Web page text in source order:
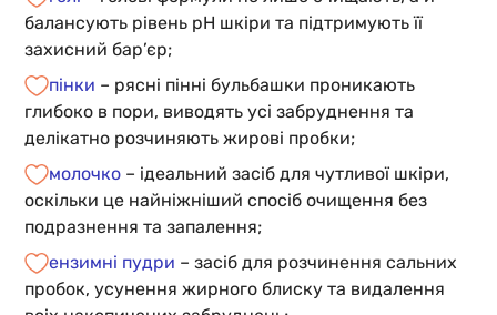
балансують рівень pH шкіри та підтримують її
захисний бар’єр;
пінки – рясні пінні бульбашки проникають
глибоко в пори, виводять усі забруднення та
делікатно розчиняють жирові пробки;
молочко – ідеальний засіб для чутливої шкіри,
оскільки це найніжніший спосіб очищення без
подразнення та запалення;
ензимні пудри – засіб для розчинення сальних
пробок, усунення жирного блиску та видалення